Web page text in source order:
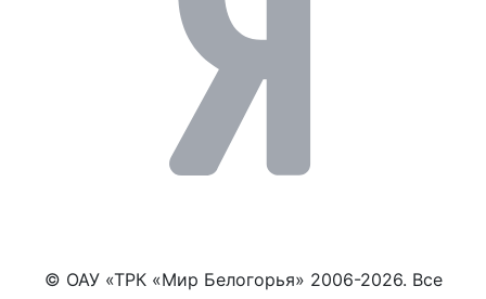
© ОАУ «ТРК «Мир Белогорья» 2006-2026. Все